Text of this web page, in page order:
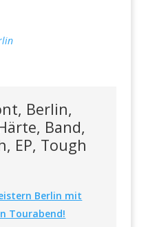
Berlin,
Band,
EP, Tough
Berlin mit
Tourabend!